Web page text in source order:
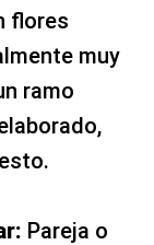
flores
muy
ramo
Pareja o